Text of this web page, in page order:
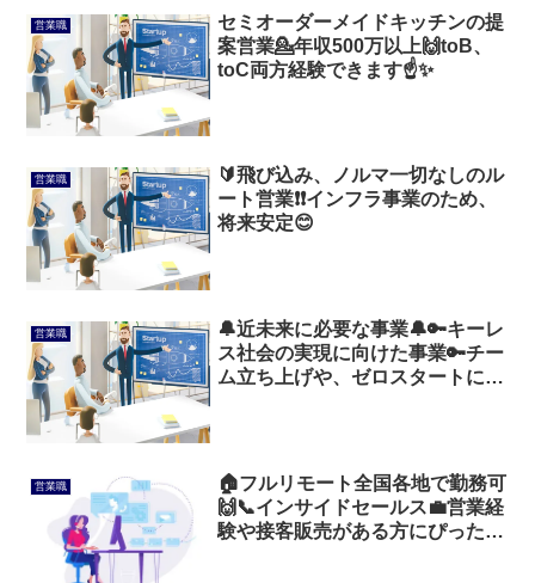
営業職
セミオーダーメイドキッチンの提
案営業💁年収500万以上🙌toB、
toC両方経験できます☝✨
営業職
🔰飛び込み、ノルマ一切なしのル
ート営業❗❗インフラ事業のため、
将来安定😊
営業職
🔔近未来に必要な事業🔔🔑キーレ
ス社会の実現に向けた事業🔑チー
ム立ち上げや、ゼロスタートに燃
営業職
🏠️フルリモート全国各地で勤務可
🙌📞インサイドセールス💼営業経
験や接客販売がある方にぴったり